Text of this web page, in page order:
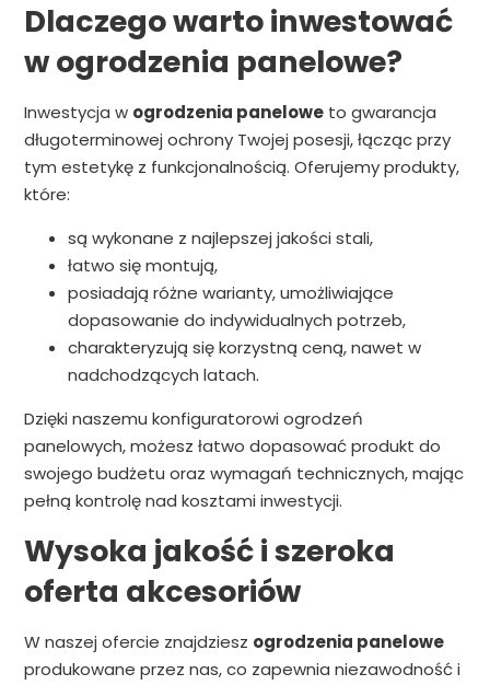
Dlaczego warto inwestować
w ogrodzenia panelowe?
Inwestycja w ogrodzenia paneloweto gwarancja
długoterminowej ochrony Twojej posesji, łącząc przy
tym estetykę z funkcjonalnością. Oferujemy produkty,
które:
są wykonane z najlepszej jakości stali,
łatwo się montują,
posiadają różne warianty, umożliwiające
dopasowanie do indywidualnych potrzeb,
charakteryzują się korzystną ceną, nawet w
nadchodzących latach.
Dzięki naszemu konfiguratorowi ogrodzeń
panelowych, możesz łatwo dopasować produkt do
swojego budżetu oraz wymagań technicznych, mając
pełną kontrolę nad kosztami inwestycji.
Wysoka jakość i szeroka
oferta akcesoriów
W naszej ofercie znajdziesz ogrodzenia panelowe
produkowane przez nas, co zapewnia niezawodność i